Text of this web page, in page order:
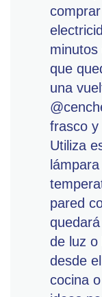
que
una
frasco y
Utiliza
pared
de luz o
desde
cocina